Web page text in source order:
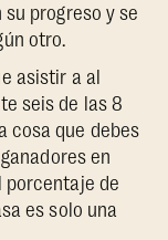
progreso y se
otro.
asistir a al
seis de las 8
cosa que debes
en
porcentaje de
es solo una